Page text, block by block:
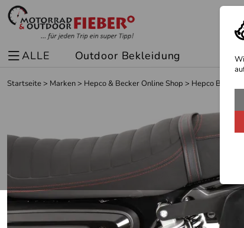
ALLE Outdoor Bekleidung
Startseite> Marken> Hepco & Becker Online Shop > Hepco Becker